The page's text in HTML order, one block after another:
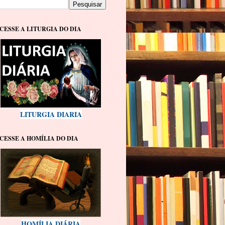
A LITURGIA DO DIA
LITURGIA DIARIA
A HOMÍLIA DO DIA